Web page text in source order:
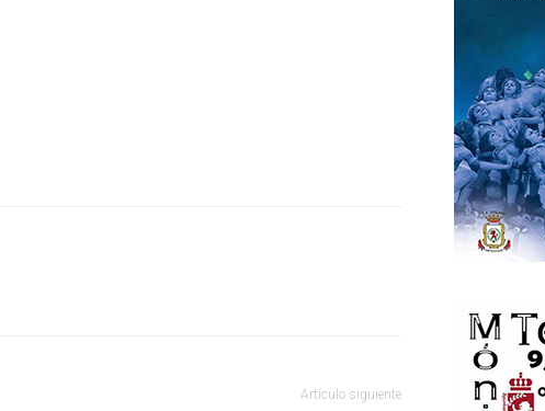
Artículo siguiente